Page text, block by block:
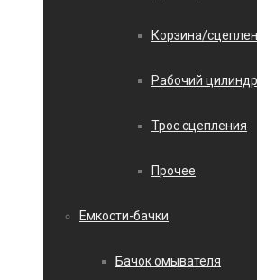
Корзина/
Рабочий
Трос сцепления
Прочее
Емкости-бачки
Бачок омывателя